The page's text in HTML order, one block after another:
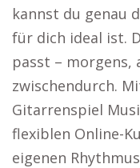
kannst du genau
für dich ideal ist.
passt – morgens,
zwischendurch.
Gitarrenspiel
flexiblen Online-
eigenen